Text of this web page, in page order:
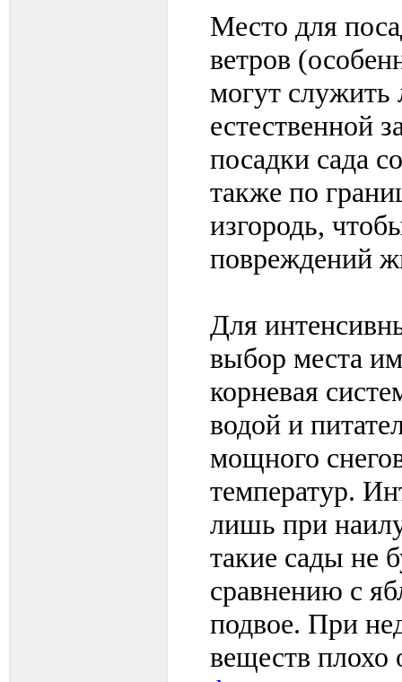
Место для
ветров
могут служить
естественной
посадки сада
также по
изгородь,
повреждений
Для
выбор места
корневая
водой и
мощного
температур.
лишь при
такие сады не
сравнению с
подвое. При
веществ